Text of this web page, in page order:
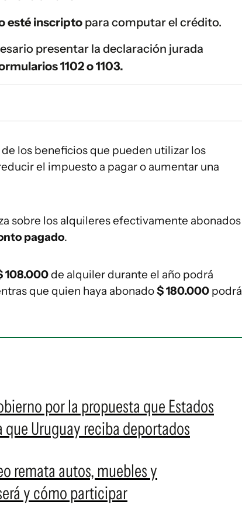
esté inscripto para computar el crédito.
presentar la declaración jurada
1102 o 1103.
el impuesto a pagar o aumentar una
sobre los alquileres efectivamente abonados
pagado.
108.000de alquiler durante el año podrá
que quien haya abonado$ 180.000 podrá
por la propuesta que Estados
Uruguay reciba deportados
remata autos, muebles y
y cómo participar